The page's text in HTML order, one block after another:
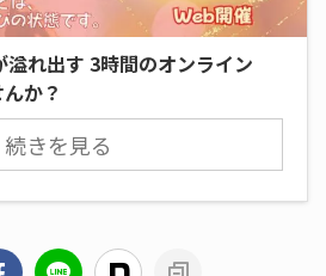
れ出す 3時間のオンライン
か？
続きを見る